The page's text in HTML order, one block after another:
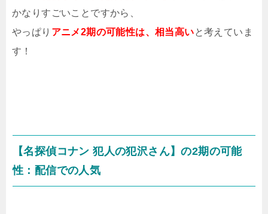
かなりすごいことですから、
やっぱり アニメ2期の可能性は、相当高いと考えていま
す！
【名探偵コナン 犯人の犯沢さん】の2期の可能
性：配信での人気